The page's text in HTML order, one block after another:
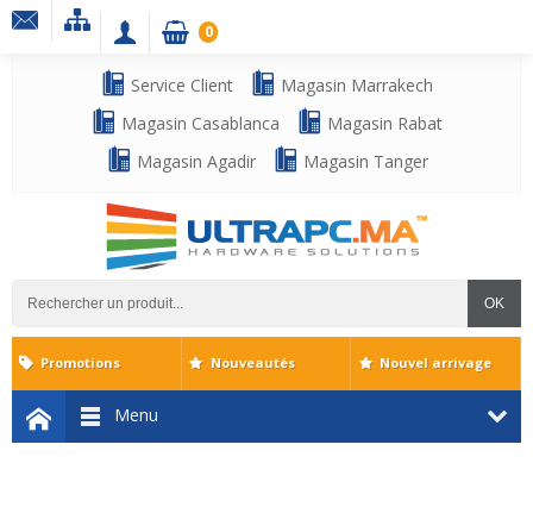
Service Client
Magasin Marrakech
Magasin Casablanca
Magasin Rabat
Magasin Agadir
Magasin Tanger
OK
0
Menu
Promotions Nouveautés Nouvel arrivage